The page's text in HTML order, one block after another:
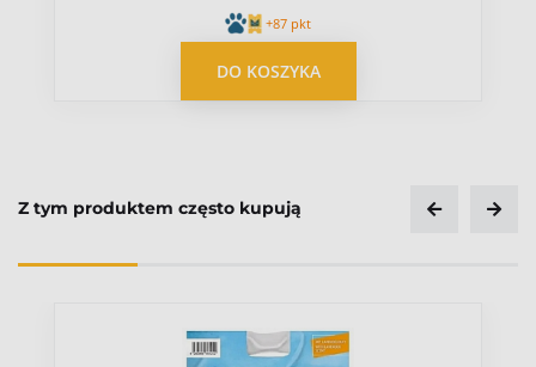
OPUBLIKUJ OPINIĘ
+87 pkt
DO KOSZYKA
Z tym produktem często kupują